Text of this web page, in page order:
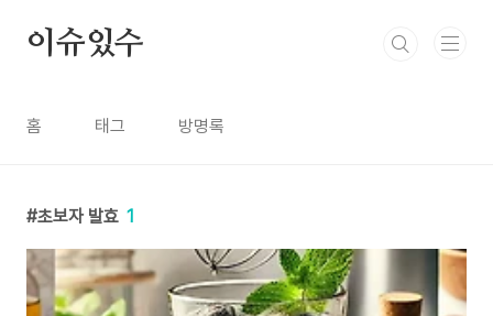
이슈있수
홈 태그 방명록
초보자 발효 1